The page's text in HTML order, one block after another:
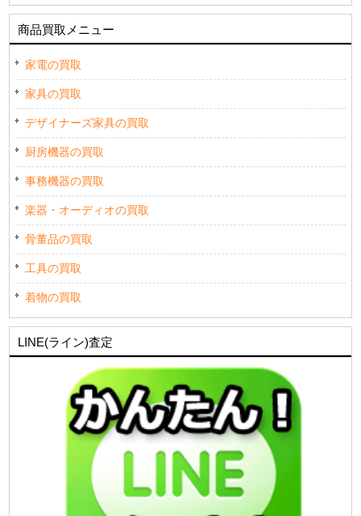
商品買取メニュー
家電の買取
家具の買取
デザイナーズ家具の買取
厨房機器の買取
事務機器の買取
楽器・オーディオの買取
骨董品の買取
工具の買取
着物の買取
LINE(ライン)査定